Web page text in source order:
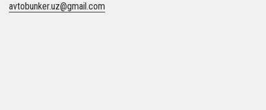
avtobunker.uz@gmail.com